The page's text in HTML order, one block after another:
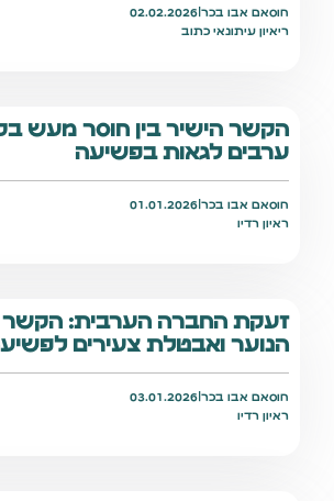
חוסאם אבו בכר |
02.02.2026
ריאיון עיתונאי כתוב
הקשר הישיר בין חוסר מעש
ערבים לגאות בפשיעה
חוסאם אבו בכר |
01.01.2026
ראיון רדיו
זעקת החברה הערבית: הקשר
הנוער ואבטלת צעירים
חוסאם אבו בכר |
03.01.2026
ראיון רדיו